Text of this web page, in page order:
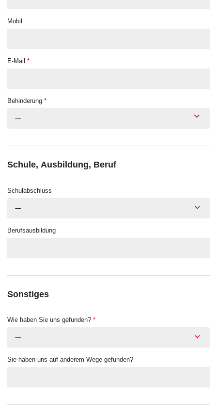
Mobil
E-Mail *
Behinderung *
---
Schule, Ausbildung, Beruf
Schulabschluss
---
Berufsausbildung
Sonstiges
Wie haben Sie uns gefunden? *
---
Sie haben uns auf anderem Wege gefunden?